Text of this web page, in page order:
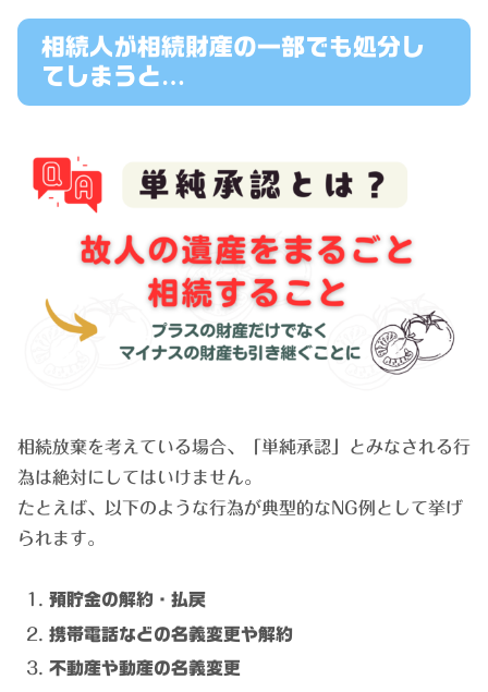
相続人が相続財産の一部でも処分し
てしまうと…
相続放棄を考えている場合、「単純承認」とみなされる行
為は絶対にしてはいけません。
たとえば、以下のような行為が典型的なNG例として挙げ
られます。
預貯金の解約・払戻
携帯電話などの名義変更や解約
不動産や動産の名義変更